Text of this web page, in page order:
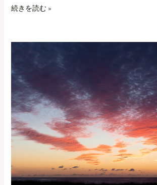
続きを読む »
の
り
ま
と
め-2025
Fishing
Guide